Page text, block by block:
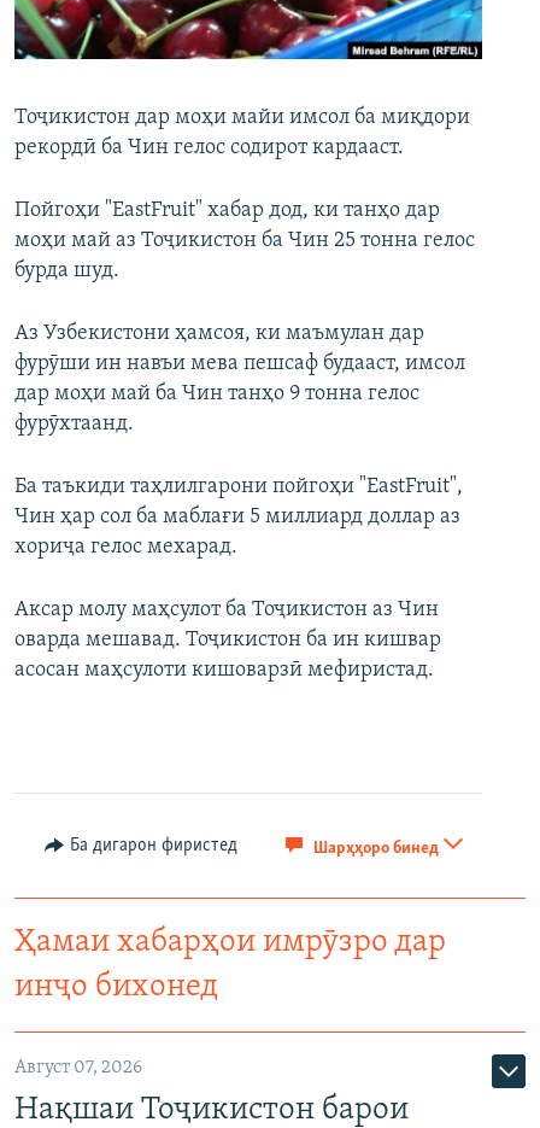
ГУЗОРИШҲОИ РАДИОӢ
Русский
ПАЙГИРӢ КУНЕД
Ҳамаи сомонаҳои RFE/RL
Тоҷикистон дар моҳи майи имсол ба миқдори
рекордӣ ба Чин гелос содирот кардааст.
Пойгоҳи "EastFruit" хабар дод, ки танҳо дар
моҳи май аз Тоҷикистон ба Чин 25 тонна гелос
бурда шуд.
Аз Узбекистони ҳамсоя, ки маъмулан дар
фурӯши ин навъи мева пешсаф будааст, имсол
дар моҳи май ба Чин танҳо 9 тонна гелос
фурӯхтаанд.
Ба таъкиди таҳлилгарони пойгоҳи "EastFruit",
Чин ҳар сол ба маблағи 5 миллиард доллар аз
хориҷа гелос мехарад.
Аксар молу маҳсулот ба Тоҷикистон аз Чин
оварда мешавад. Тоҷикистон ба ин кишвар
асосан маҳсулоти кишоварзӣ мефиристад.
Ба дигарон фиристед Шарҳҳоро бинед
Ҳамаи хабарҳои имрӯзро дар
инҷо бихонед
Август 07, 2026
Нақшаи Тоҷикистон барои